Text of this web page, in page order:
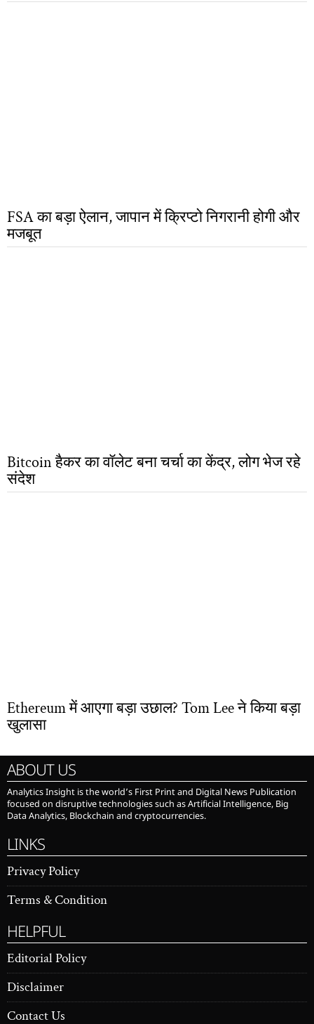
FSA का बड़ा ऐलान, जापान में क्रिप्टो निगरानी होगी और
मजबूत
Bitcoin हैकर का वॉलेट बना चर्चा का केंद्र, लोग भेज रहे
संदेश
Ethereum में आएगा बड़ा उछाल? Tom Lee ने किया बड़ा
खुलासा
ABOUT US
Analytics Insight is the world’s First Print and Digital News Publication
focused on disruptive technologies such as Artificial Intelligence, Big
Data Analytics, Blockchain and cryptocurrencies.
LINKS
Privacy Policy
Terms & Condition
HELPFUL
Editorial Policy
Disclaimer
Contact Us